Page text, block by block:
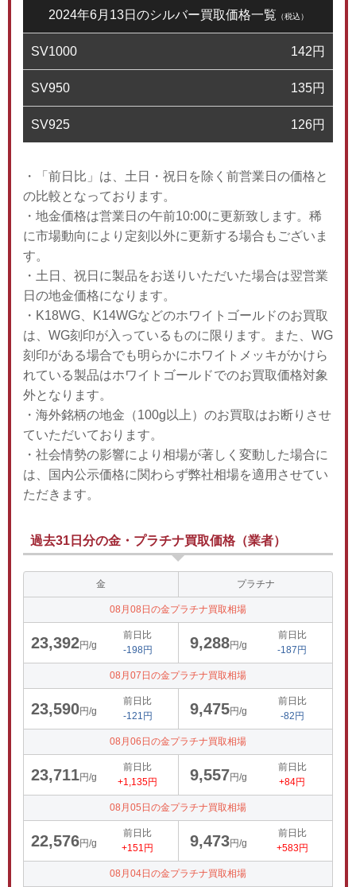
2024年6月13日のシルバー買取価格一覧 （税込）
SV1000 142円
SV950 135円
SV925 126円
・「前日比」は、土日・祝日を除く前営業日の価格と
の比較となっております。
・地金価格は営業日の午前10:00に更新致します。稀
に市場動向により定刻以外に更新する場合もございま
す。
・土日、祝日に製品をお送りいただいた場合は翌営業
日の地金価格になります。
・K18WG、K14WGなどのホワイトゴールドのお買取
は、WG刻印が入っているものに限ります。また、WG
刻印がある場合でも明らかにホワイトメッキがかけら
れている製品はホワイトゴールドでのお買取価格対象
外となります。
・海外銘柄の地金（100g以上）のお買取はお断りさせ
ていただいております。
・社会情勢の影響により相場が著しく変動した場合に
は、国内公示価格に関わらず弊社相場を適用させてい
ただきます。
過去31日分の金・プラチナ買取価格（業者）
金 プラチナ
08月08日の金プラチナ買取相場
23,392円/g
前日比
-198円
9,288円/g
前日比
-187円
08月07日の金プラチナ買取相場
23,590円/g
前日比
-121円
9,475円/g
前日比
-82円
08月06日の金プラチナ買取相場
23,711円/g
前日比
+1,135円
9,557円/g
前日比
+84円
08月05日の金プラチナ買取相場
22,576円/g
前日比
+151円
9,473円/g
前日比
+583円
08月04日の金プラチナ買取相場